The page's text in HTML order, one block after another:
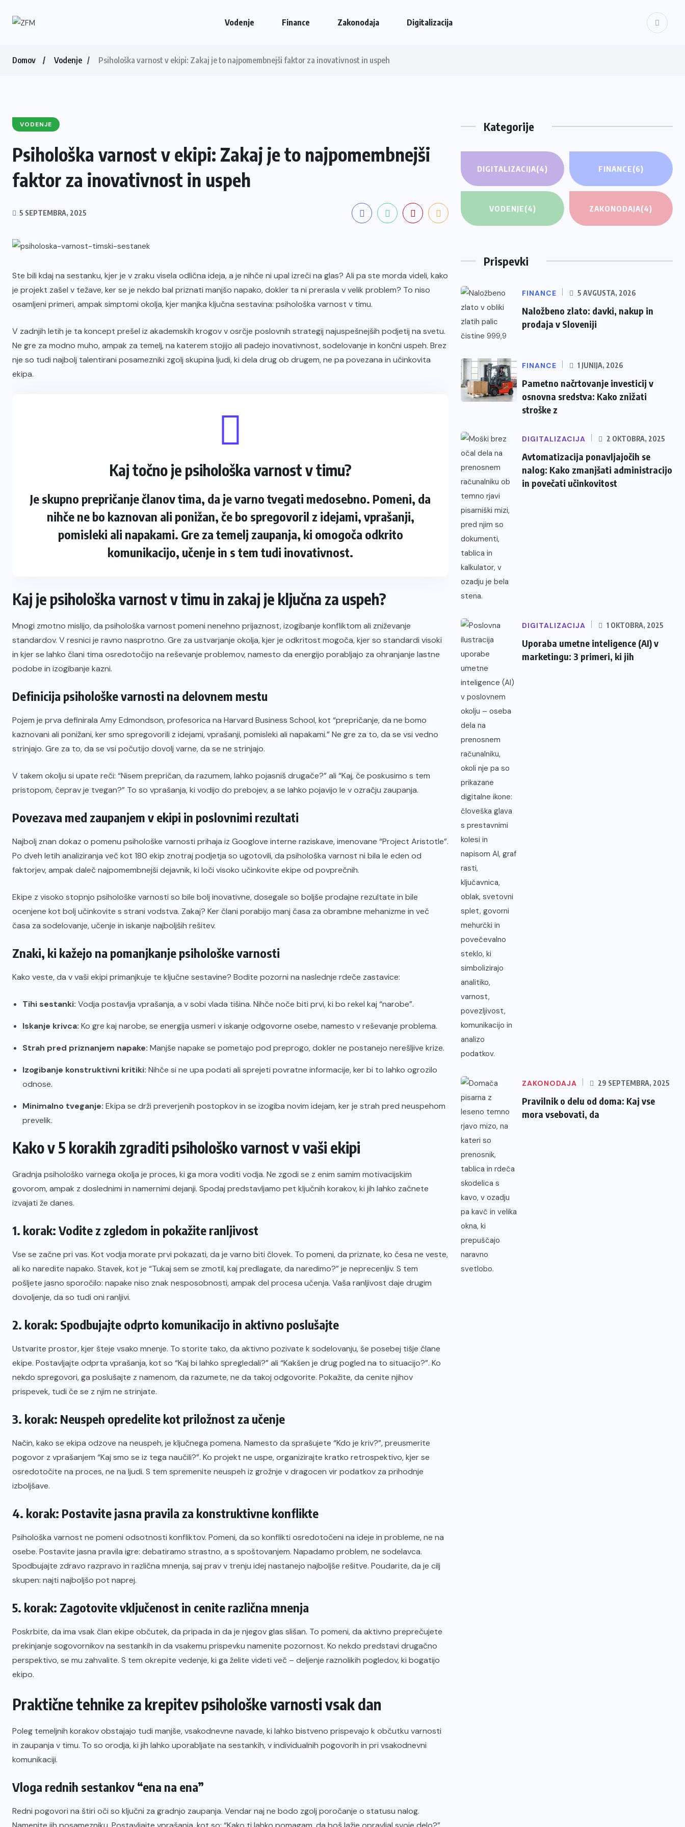
Vodenje Finance Zakonodaja Digitalizacija
Domov Vodenje Psihološka varnost v ekipi: Zakaj je to najpomembnejši faktor za inovativnost in uspeh
VODENJE
Psihološka varnost v ekipi: Zakaj je to najpomembnejši
faktor za inovativnost in uspeh
5 SEPTEMBRA, 2025
Ste bili kdaj na sestanku, kjer je v zraku visela odlična ideja, a je nihče ni upal izreči na glas? Ali pa ste morda videli, kako
je projekt zašel v težave, ker se je nekdo bal priznati manjšo napako, dokler ta ni prerasla v velik problem? To niso
osamljeni primeri, ampak simptomi okolja, kjer manjka ključna sestavina: psihološka varnost v timu.
V zadnjih letih je ta koncept prešel iz akademskih krogov v osrčje poslovnih strategij najuspešnejših podjetij na svetu.
Ne gre za modno muho, ampak za temelj, na katerem stojijo ali padejo inovativnost, sodelovanje in končni uspeh. Brez
nje so tudi najbolj talentirani posamezniki zgolj skupina ljudi, ki dela drug ob drugem, ne pa povezana in učinkovita
ekipa.
Kaj točno je psihološka varnost v timu?
Je skupno prepričanje članov tima, da je varno tvegati medosebno. Pomeni, da
nihče ne bo kaznovan ali ponižan, če bo spregovoril z idejami, vprašanji,
pomisleki ali napakami. Gre za temelj zaupanja, ki omogoča odkrito
komunikacijo, učenje in s tem tudi inovativnost.
Kaj je psihološka varnost v timu in zakaj je ključna za uspeh?
Mnogi zmotno mislijo, da psihološka varnost pomeni nenehno prijaznost, izogibanje konfliktom ali zniževanje
standardov. V resnici je ravno nasprotno. Gre za ustvarjanje okolja, kjer je odkritost mogoča, kjer so standardi visoki
in kjer se lahko člani tima osredotočijo na reševanje problemov, namesto da energijo porabljajo za ohranjanje lastne
podobe in izogibanje kazni.
Definicija psihološke varnosti na delovnem mestu
Pojem je prva definirala Amy Edmondson, profesorica na Harvard Business School, kot “prepričanje, da ne bomo
kaznovani ali ponižani, ker smo spregovorili z idejami, vprašanji, pomisleki ali napakami.” Ne gre za to, da se vsi vedno
strinjajo. Gre za to, da se vsi počutijo dovolj varne, da se ne strinjajo.
V takem okolju si upate reči: “Nisem prepričan, da razumem, lahko pojasniš drugače?” ali “Kaj, če poskusimo s tem
pristopom, čeprav je tvegan?” To so vprašanja, ki vodijo do prebojev, a se lahko pojavijo le v ozračju zaupanja.
Povezava med zaupanjem v ekipi in poslovnimi rezultati
Najbolj znan dokaz o pomenu psihološke varnosti prihaja iz Googlove interne raziskave, imenovane “Project Aristotle”.
Po dveh letih analiziranja več kot 180 ekip znotraj podjetja so ugotovili, da psihološka varnost ni bila le eden od
faktorjev, ampak daleč najpomembnejši dejavnik, ki loči visoko učinkovite ekipe od povprečnih.
Ekipe z visoko stopnjo psihološke varnosti so bile bolj inovativne, dosegale so boljše prodajne rezultate in bile
ocenjene kot bolj učinkovite s strani vodstva. Zakaj? Ker člani porabijo manj časa za obrambne mehanizme in več
časa za sodelovanje, učenje in iskanje najboljših rešitev.
Znaki, ki kažejo na pomanjkanje psihološke varnosti
Kako veste, da v vaši ekipi primanjkuje te ključne sestavine? Bodite pozorni na naslednje rdeče zastavice:
Tihi sestanki: Vodja postavlja vprašanja, a v sobi vlada tišina. Nihče noče biti prvi, ki bo rekel kaj “narobe”.
Iskanje krivca: Ko gre kaj narobe, se energija usmeri v iskanje odgovorne osebe, namesto v reševanje problema.
Strah pred priznanjem napake: Manjše napake se pometajo pod preprogo, dokler ne postanejo nerešljive krize.
Izogibanje konstruktivni kritiki: Nihče si ne upa podati ali sprejeti povratne informacije, ker bi to lahko ogrozilo
odnose.
Minimalno tveganje: Ekipa se drži preverjenih postopkov in se izogiba novim idejam, ker je strah pred neuspehom
prevelik.
Kako v 5 korakih zgraditi psihološko varnost v vaši ekipi
Gradnja psihološko varnega okolja je proces, ki ga mora voditi vodja. Ne zgodi se z enim samim motivacijskim
govorom, ampak z doslednimi in namernimi dejanji. Spodaj predstavljamo pet ključnih korakov, ki jih lahko začnete
izvajati že danes.
1. korak: Vodite z zgledom in pokažite ranljivost
Vse se začne pri vas. Kot vodja morate prvi pokazati, da je varno biti človek. To pomeni, da priznate, ko česa ne veste,
ali ko naredite napako. Stavek, kot je “Tukaj sem se zmotil, kaj predlagate, da naredimo?” je neprecenljiv. S tem
pošljete jasno sporočilo: napake niso znak nesposobnosti, ampak del procesa učenja. Vaša ranljivost daje drugim
dovoljenje, da so tudi oni ranljivi.
2. korak: Spodbujajte odprto komunikacijo in aktivno poslušajte
Ustvarite prostor, kjer šteje vsako mnenje. To storite tako, da aktivno pozivate k sodelovanju, še posebej tišje člane
ekipe. Postavljajte odprta vprašanja, kot so “Kaj bi lahko spregledali?” ali “Kakšen je drug pogled na to situacijo?”. Ko
nekdo spregovori, ga poslušajte z namenom, da razumete, ne da takoj odgovorite. Pokažite, da cenite njihov
prispevek, tudi če se z njim ne strinjate.
3. korak: Neuspeh opredelite kot priložnost za učenje
Način, kako se ekipa odzove na neuspeh, je ključnega pomena. Namesto da sprašujete “Kdo je kriv?”, preusmerite
pogovor z vprašanjem “Kaj smo se iz tega naučili?”. Ko projekt ne uspe, organizirajte kratko retrospektivo, kjer se
osredotočite na proces, ne na ljudi. S tem spremenite neuspeh iz grožnje v dragocen vir podatkov za prihodnje
izboljšave.
4. korak: Postavite jasna pravila za konstruktivne konflikte
Psihološka varnost ne pomeni odsotnosti konfliktov. Pomeni, da so konflikti osredotočeni na ideje in probleme, ne na
osebe. Postavite jasna pravila igre: debatiramo strastno, a s spoštovanjem. Napadamo problem, ne sodelavca.
Spodbujajte zdravo razpravo in različna mnenja, saj prav v trenju idej nastanejo najboljše rešitve. Poudarite, da je cilj
skupen: najti najboljšo pot naprej.
5. korak: Zagotovite vključenost in cenite različna mnenja
Poskrbite, da ima vsak član ekipe občutek, da pripada in da je njegov glas slišan. To pomeni, da aktivno preprečujete
prekinjanje sogovornikov na sestankih in da vsakemu prispevku namenite pozornost. Ko nekdo predstavi drugačno
perspektivo, se mu zahvalite. S tem okrepite vedenje, ki ga želite videti več – deljenje raznolikih pogledov, ki bogatijo
ekipo.
Praktične tehnike za krepitev psihološke varnosti vsak dan
Poleg temeljnih korakov obstajajo tudi manjše, vsakodnevne navade, ki lahko bistveno prispevajo k občutku varnosti
in zaupanja v timu. To so orodja, ki jih lahko uporabljate na sestankih, v individualnih pogovorih in pri vsakodnevni
komunikaciji.
Vloga rednih sestankov “ena na ena”
Redni pogovori na štiri oči so ključni za gradnjo zaupanja. Vendar naj ne bodo zgolj poročanje o statusu nalog.
Kategorije
DIGITALIZACIJA(4) FINANCE(6)
VODENJE(4) ZAKONODAJA(4)
Prispevki
FINANCE 5 AVGUSTA, 2026
Naložbeno zlato: davki, nakup in
prodaja v Sloveniji
FINANCE 1 JUNIJA, 2026
Pametno načrtovanje investicij v
osnovna sredstva: Kako znižati
stroške z
DIGITALIZACIJA 2 OKTOBRA, 2025
Avtomatizacija ponavljajočih se
nalog: Kako zmanjšati administracijo
in povečati učinkovitost
DIGITALIZACIJA 1 OKTOBRA, 2025
Uporaba umetne inteligence (AI) v
marketingu: 3 primeri, ki jih
ZAKONODAJA 29 SEPTEMBRA, 2025
Pravilnik o delu od doma: Kaj vse
mora vsebovati, da